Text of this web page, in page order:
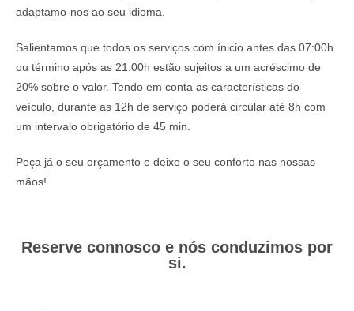
adaptamo-nos ao seu idioma.
Salientamos que todos os serviços com ínicio antes das 07:00h
ou término após as 21:00h estão sujeitos a um acréscimo de
20% sobre o valor. Tendo em conta as características do
veículo, durante as 12h de serviço poderá circular até 8h com
um intervalo obrigatório de 45 min.
Peça já o seu orçamento e deixe o seu conforto nas nossas
mãos!
Reserve connosco e nós conduzimos por
si.